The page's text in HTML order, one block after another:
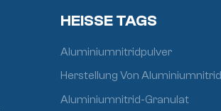
HEISSE TAGS
Aluminiumnitridpulver
Herstellung Von Aluminiumnitrid
Aluminiumnitrid-Granulat